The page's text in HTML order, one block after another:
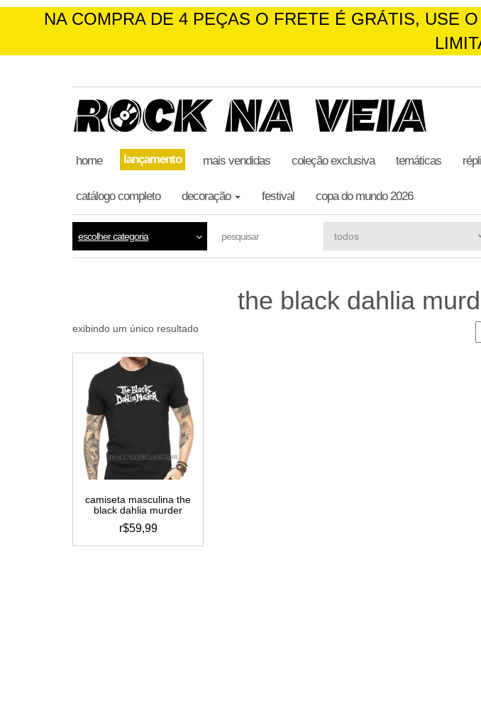
NA COMPRA DE 4 PEÇAS O FRETE É GRÁTIS, USE
home lançamento mais vendidas coleção exclusiva temáticas
catálogo completo decoração festival copa do mundo 2026
escolher categoria pesquisar
the black dahlia
exibindo um único resultado
camiseta masculina the
black dahlia murder
r$59,99
este